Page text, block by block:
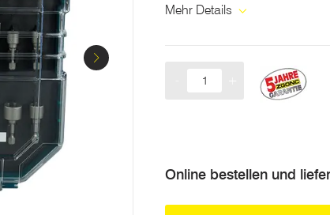
Mehr Details
Online bestellen und